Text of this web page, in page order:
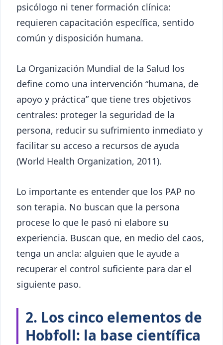
psicólogo ni tener formación clínica:
requieren capacitación específica, sentido
común y disposición humana.
La Organización Mundial de la Salud los
define como una intervención “humana, de
apoyo y práctica” que tiene tres objetivos
centrales: proteger la seguridad de la
persona, reducir su sufrimiento inmediato y
facilitar su acceso a recursos de ayuda
(World Health Organization, 2011).
Lo importante es entender que los PAP no
son terapia. No buscan que la persona
procese lo que le pasó ni elabore su
experiencia. Buscan que, en medio del caos,
tenga un ancla: alguien que le ayude a
recuperar el control suficiente para dar el
siguiente paso.
2. Los cinco elementos de
Hobfoll: la base científica